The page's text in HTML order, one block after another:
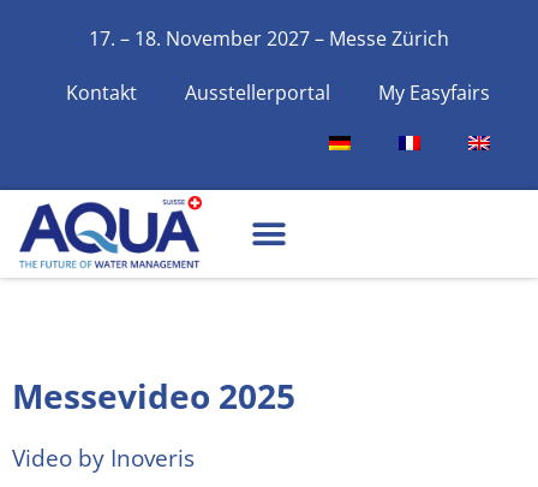
17. – 18. November 2027 – Messe Zürich
Kontakt Ausstellerportal My Easyfairs
Messevideo 2025
Video by Inoveris